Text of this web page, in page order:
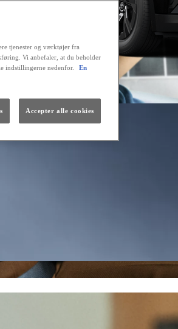
tjenester og værktøjer fra
Vi anbefaler, at du beholder
indstillingerne nedenfor.
En
Accepter alle cookies